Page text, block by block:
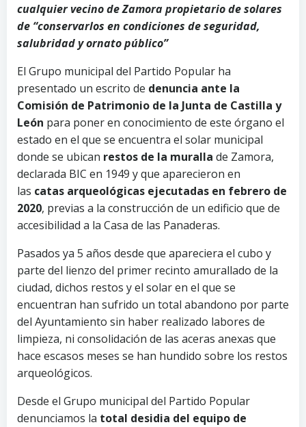
cualquier vecino de Zamora propietario de solares
de “conservarlos en condiciones de seguridad,
salubridad y ornato público”
El Grupo municipal del Partido Popular ha
presentado un escrito de denuncia ante la
Comisión de Patrimonio de la Junta de Castilla y
León para poner en conocimiento de este órgano el
estado en el que se encuentra el solar municipal
donde se ubican restos de la muralla de Zamora,
declarada BIC en 1949 y que aparecieron en
las catas arqueológicas ejecutadas en febrero de
2020, previas a la construcción de un edificio que de
accesibilidad a la Casa de las Panaderas.
Pasados ya 5 años desde que apareciera el cubo y
parte del lienzo del primer recinto amurallado de la
ciudad, dichos restos y el solar en el que se
encuentran han sufrido un total abandono por parte
del Ayuntamiento sin haber realizado labores de
limpieza, ni consolidación de las aceras anexas que
hace escasos meses se han hundido sobre los restos
arqueológicos.
Desde el Grupo municipal del Partido Popular
denunciamos la total desidia del equipo de